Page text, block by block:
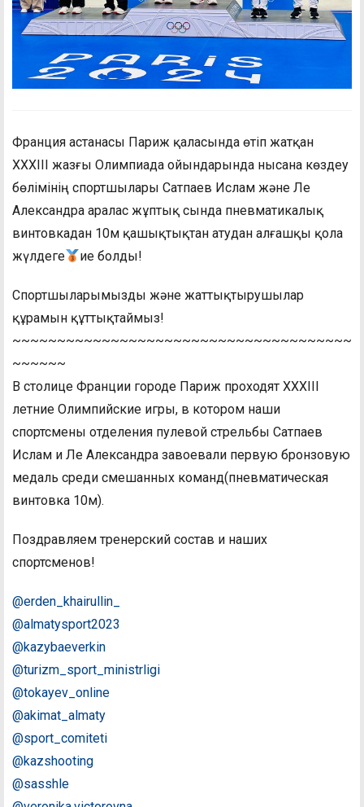
Франция астанасы Париж қаласында өтіп жатқан
ХХХІІІ жазғы Олимпиада ойындарында нысана көздеу
бөлімінің спортшылары Сатпаев Ислам және Ле
Александра аралас жұптық сында пневматикалық
винтовкадан 10м қашықтықтан атудан алғашқы қола
жүлдеге
ие болды!
Спортшыларымызды және жаттықтырушылар
құрамын құттықтаймыз!
~~~~~~~~~~~~~~~~~~~~~~~~~~~~~~~~~~~~~~
~~~~~~
В столице Франции городе Париж проходят ХХХІІІ
летние Олимпийские игры, в котором наши
спортсмены отделения пулевой стрельбы Сатпаев
Ислам и Ле Александра завоевали первую бронзовую
медаль среди смешанных команд(пневматическая
винтовка 10м).
Поздравляем тренерский состав и наших
спортсменов!
@erden_khairullin_
@almatysport2023
@kazybaeverkin
@turizm_sport_ministrligi
@tokayev_online
@akimat_almaty
@sport_comiteti
@kazshooting
@sasshle